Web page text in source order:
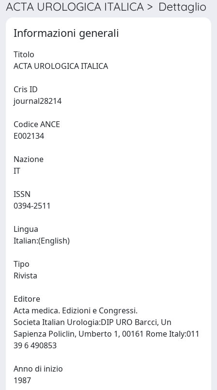
ACTA UROLOGICA ITALICA > Dettaglio
Informazioni generali
Titolo
Cris ID
Codice ANCE
Nazione
ISSN
Lingua
Tipo
Rivista
Editore
Acta medica. Edizioni e Congressi.
Societa Italian Urologia:DIP URO Barcci, Un
Sapienza Policlin, Umberto 1, 00161 Rome Italy:011
Anno di inizio